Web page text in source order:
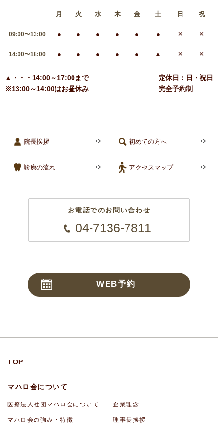
院長挨拶 初めての方へ
診療の流れ アクセスマップ
月 火 水 木 金 土 日 祝
09:00〜13:00 ● ● ● ● ● ● ✕ ✕
14:00〜18:00 ● ● ● ● ● ▲ ✕ ✕
▲・・・14:00～17:00まで
※13:00～14:00はお昼休み
定休日：日・祝日
完全予約制
お電話でのお問い合わせ
04-7136-7811
WEB予約
TOP
マハロ会について
医療法人社団マハロ会について 企業理念
マハロ会の強み・特徴 理事長挨拶